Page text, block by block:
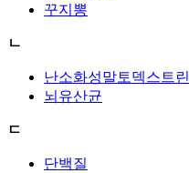
꾸지뽕
ㄴ
난소화성말토덱스트린
뇌유산균
ㄷ
단백질